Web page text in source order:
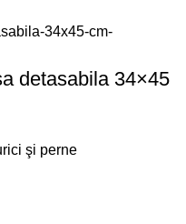
detasabila 34×45
şi perne